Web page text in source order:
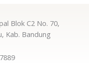
Blok C2 No. 70,
Kab. Bandung